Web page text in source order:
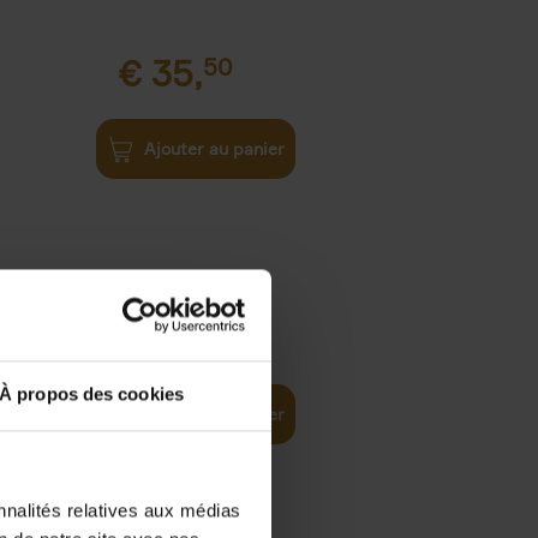
À propos des cookies
relatives aux médias
€ 35,50
Ajouter au panier
37,50
Ajouter au panier